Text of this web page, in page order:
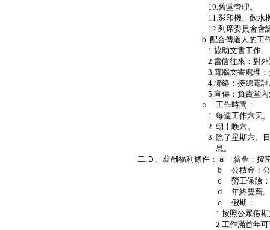
10.舊堂管理。
11.影印機、飲水機管理（訂
12.列席委員會會議並作
ｂ 配合傳道人的工作
1.協助文書工作。
2.書信往來：對外通信
3.電腦文書處理：資料存檔
4.聯絡：接聽電話及電話聯
5.宣傳：負責堂內活動，靈
ｃ 工作時間：
1. 每週工作六天。
2. 朝十晚六。
3. 除了星期六、日、一外，
息。
二.Ｄ、薪酬福利條件：ａ 薪金：按當
ｂ 公積金：公積金制度
ｃ 勞工保險：教會負
ｄ 年終雙薪。
ｅ 假期：
1.按照公眾假期放
2.工作滿首年可享有七天